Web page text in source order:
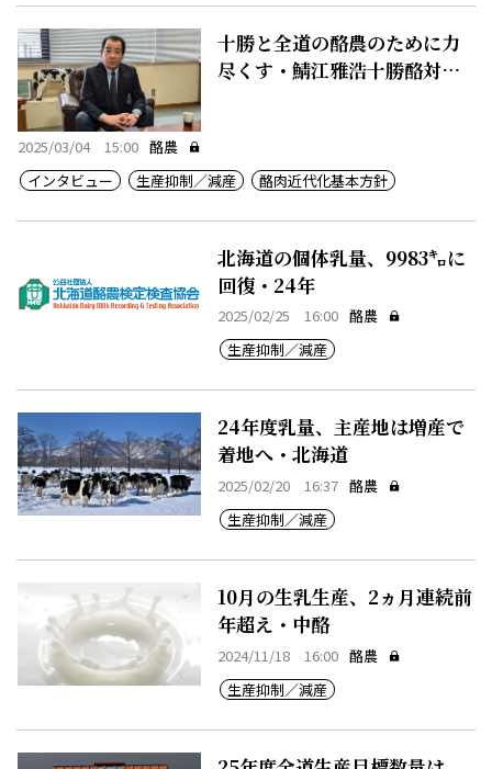
十勝と全道の酪農のために力
尽くす・鯖江雅浩十勝酪対会
2025/03/04 15:00 酪農
インタビュー
生産抑制／減産 酪肉近代化基本方針
北海道の個体乳量、9983㌔に
回復・24年
2025/02/25 16:00 酪農
生産抑制／減産
24年度乳量、主産地は増産で
着地へ・北海道
2025/02/20 16:37 酪農
生産抑制／減産
10月の生乳生産、2ヵ月連続前
年超え・中酪
2024/11/18 16:00 酪農
生産抑制／減産